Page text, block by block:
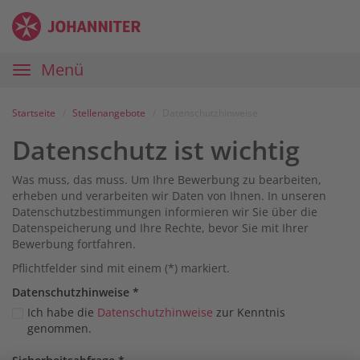
Zum
Inhalt
Anmelden
Zur
Navigation
Zur
Startseite
Karriereportal
Johanniter
Hauptnavigation
Menü
Startseite Stellenangebote
Datenschutz ist wichtig
Was muss, das muss. Um Ihre Bewerbung zu bearbeiten,
erheben und verarbeiten wir Daten von Ihnen. In unseren
Datenschutzbestimmungen informieren wir Sie über die
Datenspeicherung und Ihre Rechte, bevor Sie mit Ihrer
Bewerbung fortfahren.
Pflichtfelder sind mit einem (*) markiert.
Datenschutz­hinweise *
Ich habe die Datenschutzhinweise zur Kenntnis
genommen.